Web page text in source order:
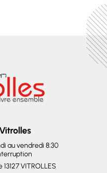
au vendredi 8:30
VITROLLES